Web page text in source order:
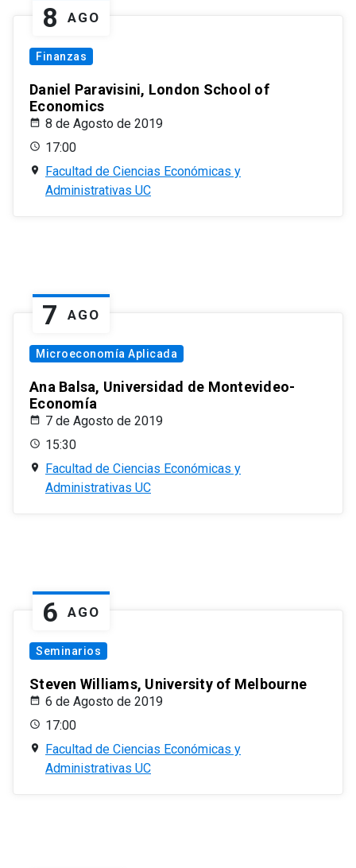
8 AGO
Finanzas
Daniel Paravisini, London School of
Economics
8 de Agosto de 2019
17:00
Facultad de Ciencias Económicas y
Administrativas UC
7 AGO
Microeconomía Aplicada
Ana Balsa, Universidad de Montevideo-
Economía
7 de Agosto de 2019
15:30
Facultad de Ciencias Económicas y
Administrativas UC
6 AGO
Seminarios
Steven Williams, University of Melbourne
6 de Agosto de 2019
17:00
Facultad de Ciencias Económicas y
Administrativas UC